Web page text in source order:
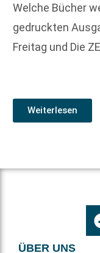
Welche Bücher
gedruckten
Freitag und Die
Weiterlesen
ÜBER UNS